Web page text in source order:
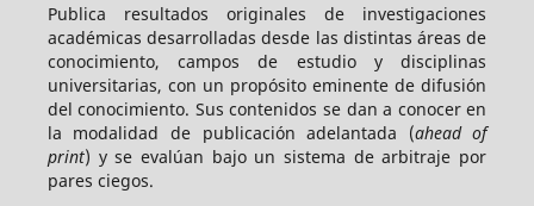
Publica resultados originales de investigaciones
académicas desarrolladas desde las distintas áreas de
conocimiento, campos de estudio y disciplinas
universitarias, con un propósito eminente de difusión
del conocimiento. Sus contenidos se dan a conocer en
la modalidad de publicación adelantada (ahead of
print) y se evalúan bajo un sistema de arbitraje por
pares ciegos.